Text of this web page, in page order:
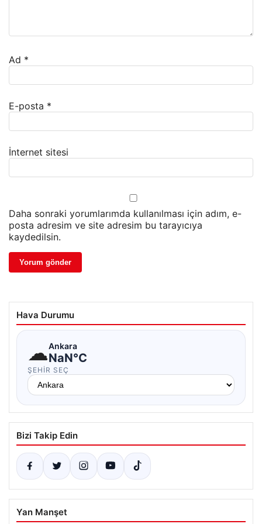
Ad *
E-posta *
İnternet sitesi
Daha sonraki yorumlarımda kullanılması için adım, e-
posta adresim ve site adresim bu tarayıcıya
kaydedilsin.
Hava Durumu
☁Ankara
NaN°C
ŞEHIR SEÇ
Bizi Takip Edin
Yan Manşet